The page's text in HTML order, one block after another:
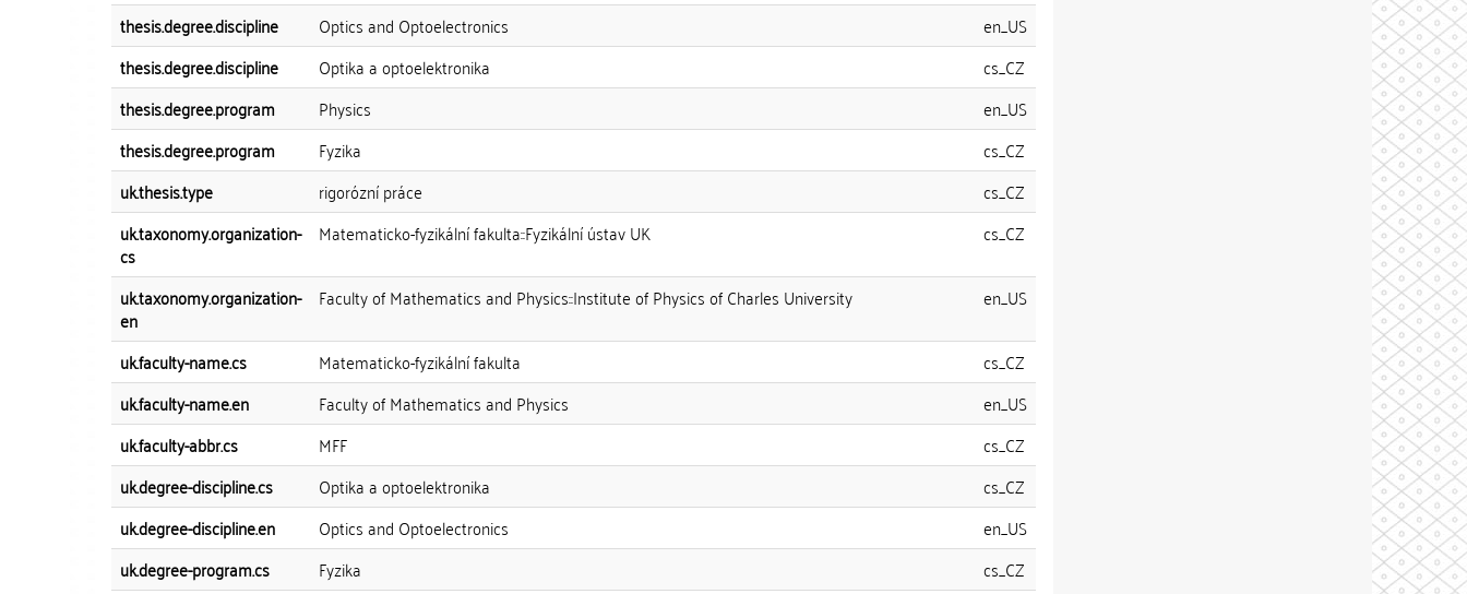
thesis.degree.discipline
Optics and Optoelectronics
en_US
thesis.degree.discipline
Optika a optoelektronika
cs_CZ
thesis.degree.program
Physics
en_US
thesis.degree.program
Fyzika
cs_CZ
uk.thesis.type
rigorózní práce
cs_CZ
uk.taxonomy.organization-
cs
Matematicko-fyzikální fakulta::Fyzikální ústav UK cs_CZ
uk.taxonomy.organization-
en
Faculty of Mathematics and Physics::Institute of Physics of Charles University en_US
uk.faculty-name.cs Matematicko-fyzikální fakulta
cs_CZ
uk.faculty-name.en
Faculty of Mathematics and Physics
en_US
uk.faculty-abbr.cs
MFF
cs_CZ
uk.degree-discipline.cs
Optika a optoelektronika
cs_CZ
uk.degree-discipline.en
Optics and Optoelectronics
en_US
uk.degree-program.cs
Fyzika
cs_CZ